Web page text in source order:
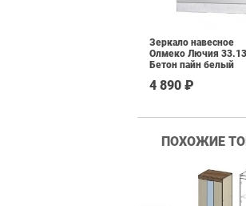
Зеркало навесное
Олмеко Лючия 33.13
Бетон пайн белый
4 890 ₽
ПОХОЖИЕ